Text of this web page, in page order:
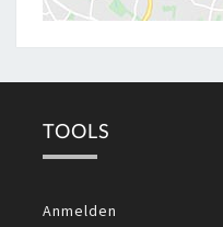
TOOLS
Anmelden